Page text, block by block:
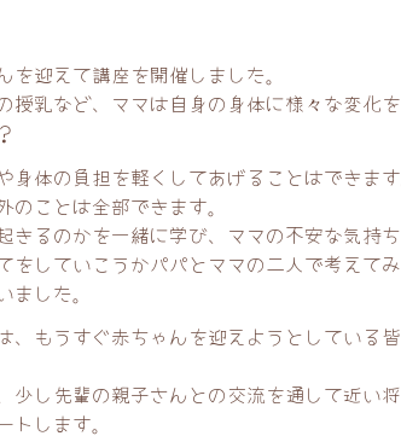
迎えて講座を開催しました。
乳など、ママは自身の身体に様々な変化
体の負担を軽くしてあげることはできます
ことは全部できます。
るのかを一緒に学び、ママの不安な気持
していこうかパパとママの二人で考えてみ
した。
もうすぐ赤ちゃんを迎えようとしている
し先輩の親子さんとの交流を通して近い
します。